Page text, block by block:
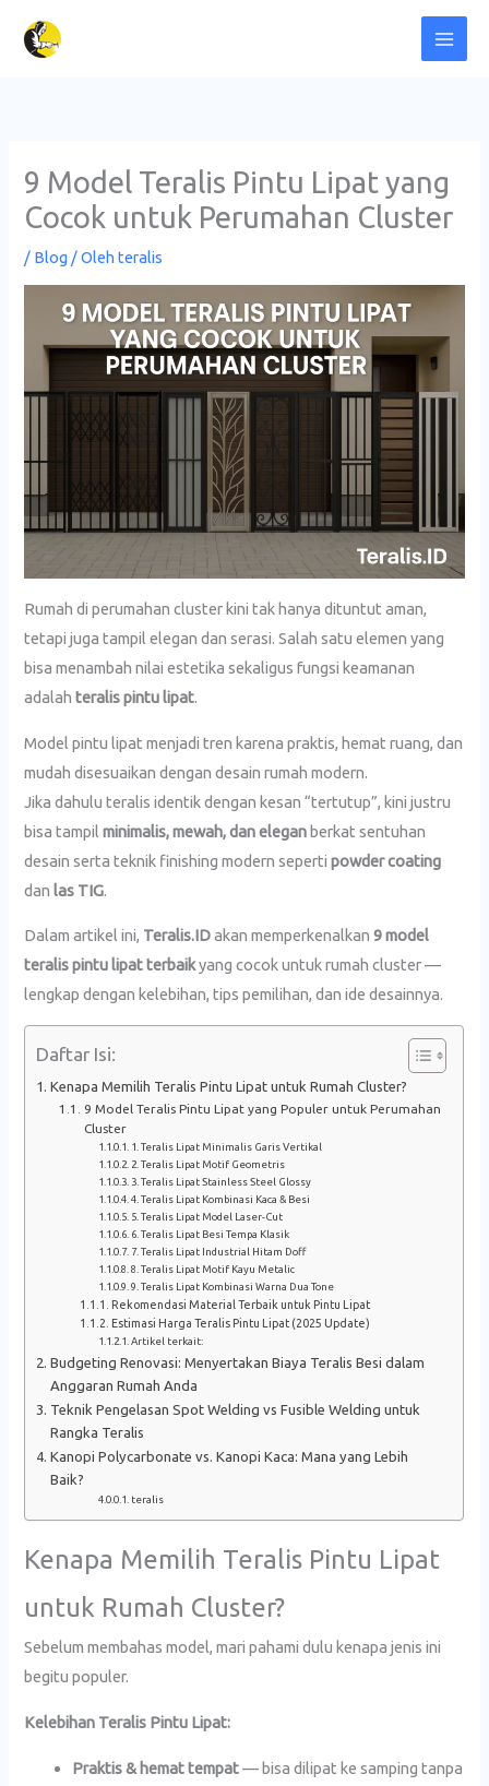
9 Model Teralis Pintu Lipat yang
Cocok untuk Perumahan Cluster
/ Blog / Olehteralis
Rumah di perumahan cluster kini tak hanya dituntut aman,
tetapi juga tampil elegan dan serasi. Salah satu elemen yang
bisa menambah nilai estetika sekaligus fungsi keamanan
adalahteralis pintu lipat.
Model pintu lipat menjadi tren karena praktis, hemat ruang, dan
mudah disesuaikan dengan desain rumah modern.
Jika dahulu teralis identik dengan kesan “tertutup”, kini justru
bisa tampilminimalis, mewah, dan elegan berkat sentuhan
desain serta teknik finishing modern sepertipowder coating
dan las TIG.
Dalam artikel ini, Teralis.IDakan memperkenalkan9 model
teralis pintu lipat terbaikyang cocok untuk rumah cluster —
lengkap dengan kelebihan, tips pemilihan, dan ide desainnya.
Daftar Isi:
Kenapa Memilih Teralis Pintu Lipat untuk Rumah Cluster?
9 Model Teralis Pintu Lipat yang Populer untuk Perumahan
Cluster
1. Teralis Lipat Minimalis Garis Vertikal
2. Teralis Lipat Motif Geometris
3. Teralis Lipat Stainless Steel Glossy
4. Teralis Lipat Kombinasi Kaca & Besi
5. Teralis Lipat Model Laser-Cut
6. Teralis Lipat Besi Tempa Klasik
7. Teralis Lipat Industrial Hitam Doff
8. Teralis Lipat Motif Kayu Metalic
9. Teralis Lipat Kombinasi Warna Dua Tone
Rekomendasi Material Terbaik untuk Pintu Lipat
Estimasi Harga Teralis Pintu Lipat (2025 Update)
Artikel terkait:
Budgeting Renovasi: Menyertakan Biaya Teralis Besi dalam
Anggaran Rumah Anda
Teknik Pengelasan Spot Welding vs Fusible Welding untuk
Rangka Teralis
Kanopi Polycarbonate vs. Kanopi Kaca: Mana yang Lebih
Baik?
teralis
Kenapa Memilih Teralis Pintu Lipat
untuk Rumah Cluster?
Sebelum membahas model, mari pahami dulu kenapa jenis ini
begitu populer.
Kelebihan Teralis Pintu Lipat:
Praktis & hemat tempat— bisa dilipat ke samping tanpa